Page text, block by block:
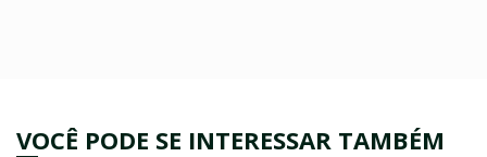
VOCÊ PODE SE INTERESSAR TAMBÉM